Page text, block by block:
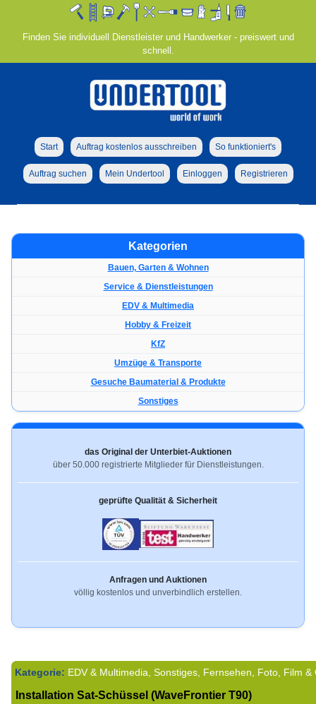
Finden Sie individuell Dienstleister und Handwerker - preiswert und
schnell.
Start Auftrag kostenlos ausschreiben So funktioniert's
Auftrag suchen Mein Undertool Einloggen Registrieren
Kategorien
Bauen, Garten & Wohnen
Service & Dienstleistungen
EDV & Multimedia
Hobby & Freizeit
KfZ
Umzüge & Transporte
Gesuche Baumaterial & Produkte
Sonstiges
das Original der Unterbiet-Auktionen
über 50.000 registrierte Mitglieder für Dienstleistungen.
geprüfte Qualität & Sicherheit
Anfragen und Auktionen
völlig kostenlos und unverbindlich erstellen.
Kategorie: EDV & Multimedia, Sonstiges, Fernsehen, Foto, Film &
Installation Sat-Schüssel (WaveFrontier T90)